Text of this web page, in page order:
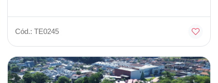
Cód.: TE0245